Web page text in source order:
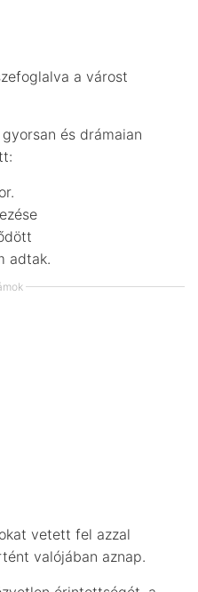
a várost
és drámaian
adtak.
vetett fel azzal
valójában aznap.